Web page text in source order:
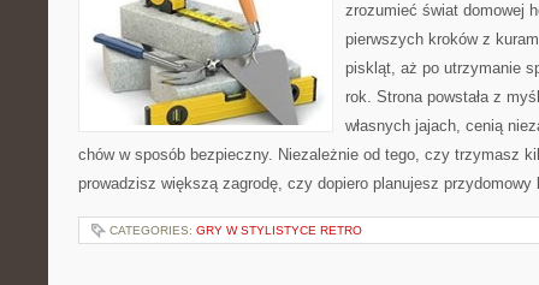
zrozumieć świat domowej
pierwszych kroków z
piskląt, aż po utrzymanie
rok. Strona powstała z
własnych jajach, cenią
chów w sposób bezpieczny. Niezależnie od tego, czy trzymasz
prowadzisz większą zagrodę, czy dopiero planujesz
CATEGORIES: GRY W STYLISTYCE RETRO